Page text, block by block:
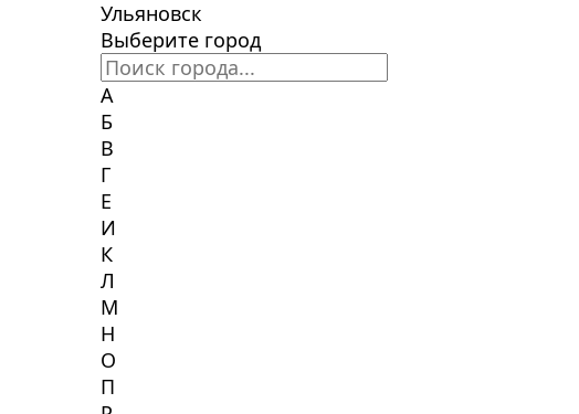
Ульяновск
Выберите город
А
Б
В
Г
Е
И
К
Л
М
Н
О
П